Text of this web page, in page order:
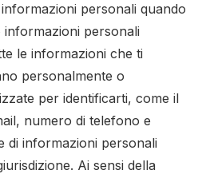
personali quando
informazioni personali
le informazioni che ti
personalmente o
per identificarti, come il
numero di telefono e
di informazioni personali
Ai sensi della